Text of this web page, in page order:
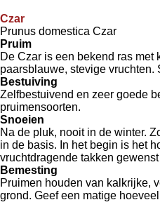
Czar
Prunus domestica Czar
Pruim
De Czar is een bekend ras met
paarsblauwe, stevige vruchten.
Bestuiving
Zelfbestuivend en zeer goede
pruimensoorten.
Snoeien
Na de pluk, nooit in de winter.
in de basis. In het begin is het
vruchtdragende takken gewenst
Bemesting
Pruimen houden van kalkrijke,
grond. Geef een matige